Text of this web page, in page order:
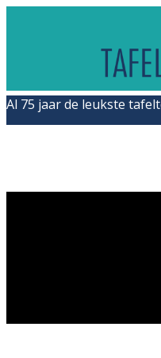
Al 75 jaar de leukste